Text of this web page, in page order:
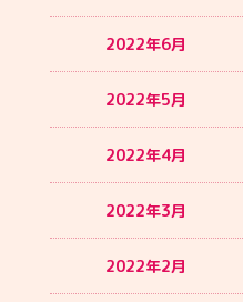
2022年6月
2022年5月
2022年4月
2022年3月
2022年2月